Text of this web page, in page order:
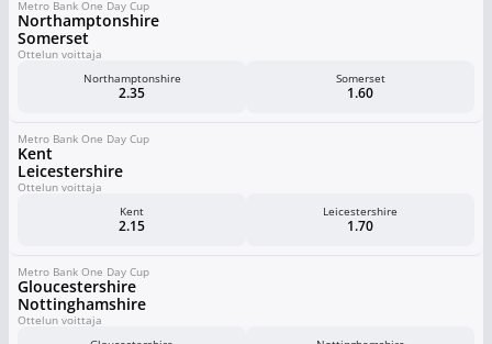
Metro Bank One Day Cup
Northamptonshire
Somerset
Ottelun voittaja
Northamptonshire
2.35
Somerset
1.60
Metro Bank One Day Cup
Kent
Leicestershire
Ottelun voittaja
Kent
2.15
Leicestershire
1.70
Metro Bank One Day Cup
Gloucestershire
Nottinghamshire
Ottelun voittaja